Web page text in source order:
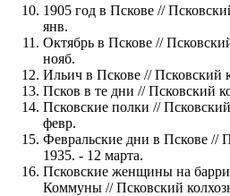
1905 год в Пскове //
янв.
Октябрь в Пскове //
нояб.
Ильич в Пскове // Псковский
Псков в те дни // Псковский
Псковские полки //
февр.
Февральские дни в Пскове //
1935. - 12 марта.
Псковские женщины на
Коммуны // Псковский